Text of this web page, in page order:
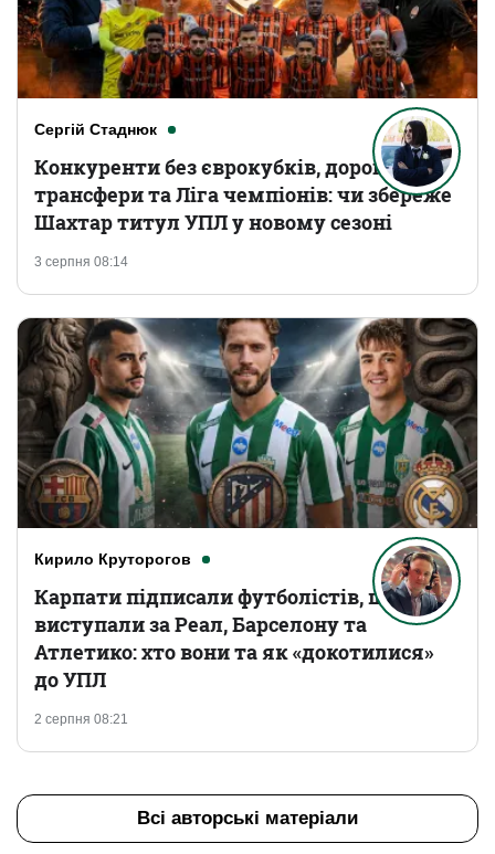
Сергій Стаднюк
3 серпня 08:14
Конкуренти без єврокубків, дорогі
трансфери та Ліга чемпіонів: чи збереже
Шахтар титул УПЛ у новому сезоні
Кирило Круторогов
2 серпня 08:21
Карпати підписали футболістів, що
виступали за Реал, Барселону та
Атлетико: хто вони та як «докотилися»
до УПЛ
Всі авторські матеріали